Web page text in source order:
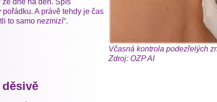
A právě tehdy je čas
to samo nezmizí“.
Včasná kontrola podezřelých
Zdroj: OZP AI